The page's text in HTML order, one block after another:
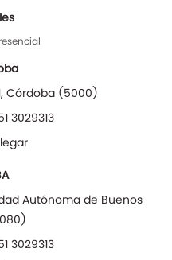
, Córdoba(5000)
3029313
Autónoma de Buenos
)
3029313